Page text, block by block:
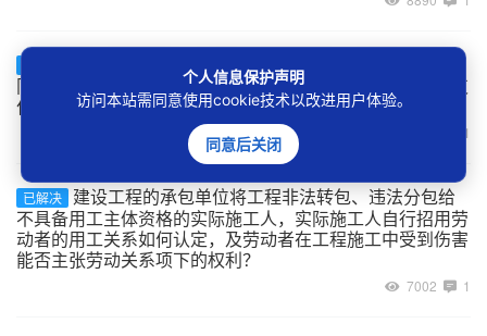
用人单位超过一个月未与劳动者订立书面劳动合
同，但在一年内又补订了劳动合同的，是否应该向劳动者支
付二倍工资？
1
已解决
建设工程的承包单位将工程非法转包、违法分包给
不具备用工主体资格的实际施工人，实际施工人自行招用劳
动者的用工关系如何认定，及劳动者在工程施工中受到伤害
能否主张劳动关系项下的权利？
7002 1
个人信息保护声明
访问本站需同意使用cookie技术以改进用户体验。
同意后关闭